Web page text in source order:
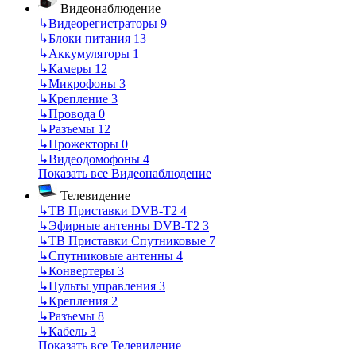
Видеонаблюдение
↳Видеорегистраторы 9
↳Блоки питания 13
↳Аккумуляторы 1
↳Камеры 12
↳Микрофоны 3
↳Крепление 3
↳Провода 0
↳Разъемы 12
↳Прожекторы 0
↳Видеодомофоны 4
Показать все Видеонаблюдение
Телевидение
↳ТВ Приставки DVB-T2 4
↳Эфирные антенны DVB-T2 3
↳ТВ Приставки Спутниковые 7
↳Спутниковые антенны 4
↳Конвертеры 3
↳Пульты управления 3
↳Крепления 2
↳Разъемы 8
↳Кабель 3
Показать все Телевидение